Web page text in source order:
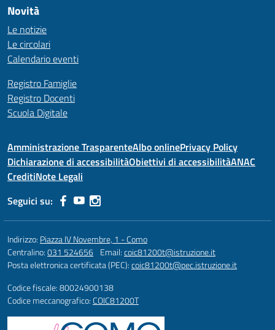
Novità
Le notizie
Le circolari
Calendario eventi
Registro Famiglie
Registro Docenti
Scuola Digitale
Amministrazione TrasparenteAlbo onlinePrivacy Policy
Dichiarazione di accessibilitàObiettivi di accessibilitàANAC
CreditiNote Legali
Seguici su:
Indirizzo: Piazza IV Novembre, 1 - Como
Centralino:031 524656 Email:coic81200t@istruzione.it
Posta elettronica certificata (PEC):coic81200t@pec.istruzione.it
Codice fiscale: 80024900138
Codice meccanografico:COIC81200T